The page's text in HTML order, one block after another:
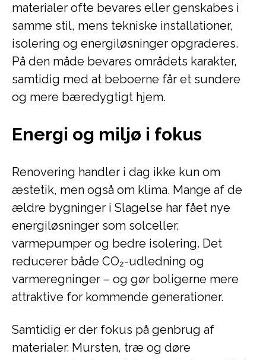
materialer ofte bevares eller genskabes i
samme stil, mens tekniske installationer,
isolering og energiløsninger opgraderes.
På den måde bevares områdets karakter,
samtidig med at beboerne får et sundere
og mere bæredygtigt hjem.
Energi og miljø i fokus
Renovering handler i dag ikke kun om
æstetik, men også om klima. Mange af de
ældre bygninger i Slagelse har fået nye
energiløsninger som solceller,
varmepumper og bedre isolering. Det
reducerer både CO₂-udledning og
varmeregninger – og gør boligerne mere
attraktive for kommende generationer.
Samtidig er der fokus på genbrug af
materialer. Mursten, træ og døre